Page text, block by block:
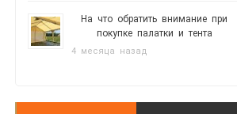
На что обратить внимание при
покупке палатки и тента
4 месяца назад